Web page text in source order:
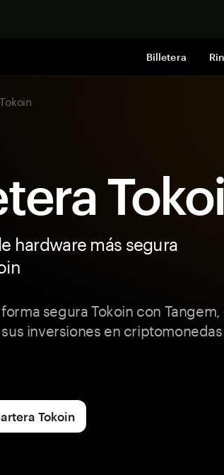
Billetera
Tokoin
hardware más segura
segura Tokoin con
inversiones en criptomonedas.
Tokoin